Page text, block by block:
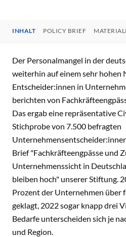
INHALT POLICY BRIEF
INHALT
Der Personalmangel in der
weiterhin auf einem sehr hohen
Entscheider:innen in
berichten von
Das ergab eine repräsentative
Stichprobe von 7.500 befragten
Brief "Fachkräfteengpässe und
Unternehmenssicht in
bleiben hoch" unserer Stiftung.
Prozent der Unternehmen über
geklagt, 2022 sogar knapp drei
Bedarfe unterscheiden sich je
und Region.